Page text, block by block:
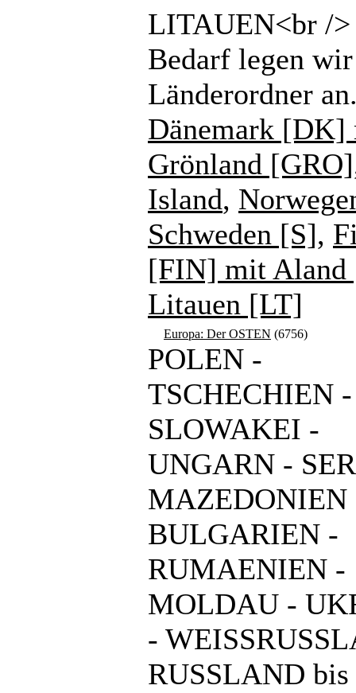
LITAUEN<br /
Bedarf legen wir
Länderordner
Dänemark [DK]
Grönland [GRO]
Island,
Schweden [S],
[FIN] mit
Litauen [LT]
Europa: Der OSTEN (6756)
POLEN -
TSCHECHIEN -
SLOWAKEI -
UNGARN -
MAZEDONIEN
BULGARIEN -
RUMAENIEN -
MOLDAU -
-
RUSSLAND bis